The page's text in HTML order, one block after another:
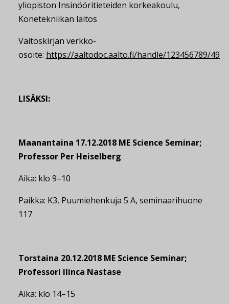
yliopiston Insinööritieteiden korkeakoulu,
Konetekniikan laitos
Väitöskirjan verkko-
osoite: https://aaltodoc.aalto.fi/handle/123456789/49
LISÄKSI:
Maanantaina 17.12.2018 ME Science Seminar;
Professor Per Heiselberg
Aika: klo 9–10
Paikka: K3, Puumiehenkuja 5 A, seminaarihuone
117
Torstaina 20.12.2018 ME Science Seminar;
Professori Ilinca Nastase
Aika: klo 14–15